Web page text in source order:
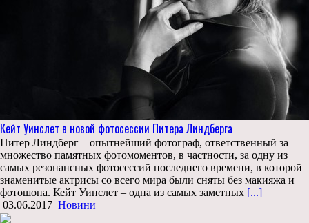
Кейт Уинслет в новой фотосессии Питера Линдберга
Питер Линдберг – опытнейший фотограф, ответственный за
множество памятных фотомоментов, в частности, за одну из
самых резонансных фотосессий последнего времени, в которой
знаменитые актрисы со всего мира были сняты без макияжа и
фотошопа. Кейт Уинслет – одна из самых заметных [...]
03.06.2017 Новини